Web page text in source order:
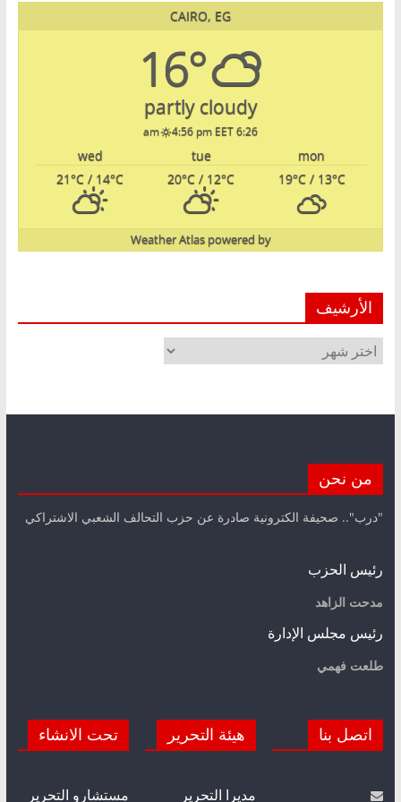
CAIRO, EG
16°
partly cloudy
6:26 am
4:56 pm EET
mon
tue
wed
19°C/ 13°C
20°C / 12°C
21°C / 14°C
powered by
Weather Atlas
الأرشيف
الأرشيف
من نحن
"درب".. صحيفة الكترونية صادرة عن حزب التحالف الشعبي الاشتراكي
رئيس الحزب
مدحت الزاهد
رئيس مجلس الإدارة
طلعت فهمي
اتصل بنا هيئة التحرير
مديرا التحرير
تحت الانشاء
مستشارو التحرير